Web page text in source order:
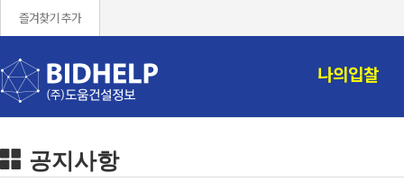
즐겨찾기 추가
나의입찰
공지사항